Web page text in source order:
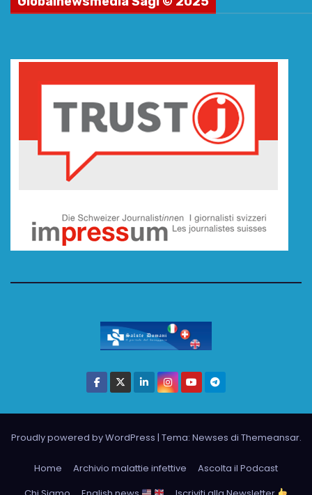
Proudly powered by WordPress | Tema: Newses di Themeansar.
Home Archivio malattie infettive
Ascolta il Podcast